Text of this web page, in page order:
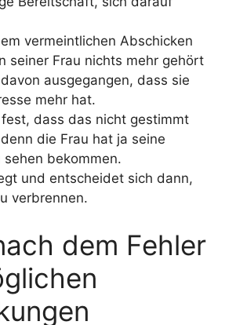
vermeintlichen Abschicken
seiner Frau nichts mehr gehört
ausgegangen, dass sie
mehr hat.
dass das nicht gestimmt
die Frau hat ja seine
bekommen.
und entscheidet sich dann,
verbrennen.
dem Fehler